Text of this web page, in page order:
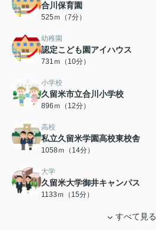
合川保育園
525ｍ（7分）
幼稚園
認定こども園アイハウス
731ｍ（10分）
小学校
久留米市立合川小学校
896ｍ（12分）
高校
私立久留米学園高校東校舎
1058ｍ（14分）
大学
久留米大学御井キャンパス
1133ｍ（15分）
すべて見る